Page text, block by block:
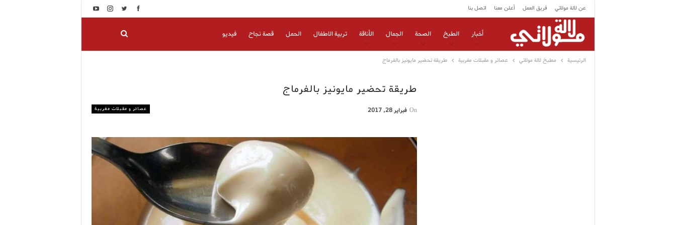
عن لالة مولاتي فريق العمل أعلن معنا اتصل بنا
أخبار الطبخ الصحة الجمال الأناقة تربية الاطفال الحمل قصة نجاح فيديو
الرئيسية مطبخ لالة مولاتي عصائر و مقبلات مغربية طريقة تحضير مايونيز بالفرماج
طريقة تحضير مايونيز بالفرماج
عصائر و مقبلات مغربية On فبراير 28, 2017